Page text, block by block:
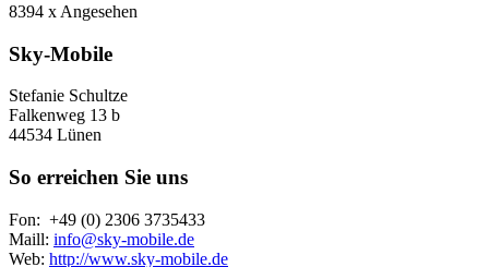
8394 x Angesehen
Sky-Mobile
Stefanie Schultze
Falkenweg 13 b
44534 Lünen
So erreichen Sie uns
Fon: +49 (0) 2306 3735433
Maill: info@sky-mobile.de
Web: http://www.sky-mobile.de